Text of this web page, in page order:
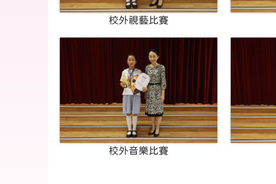
校外視藝比賽
校外音樂比賽